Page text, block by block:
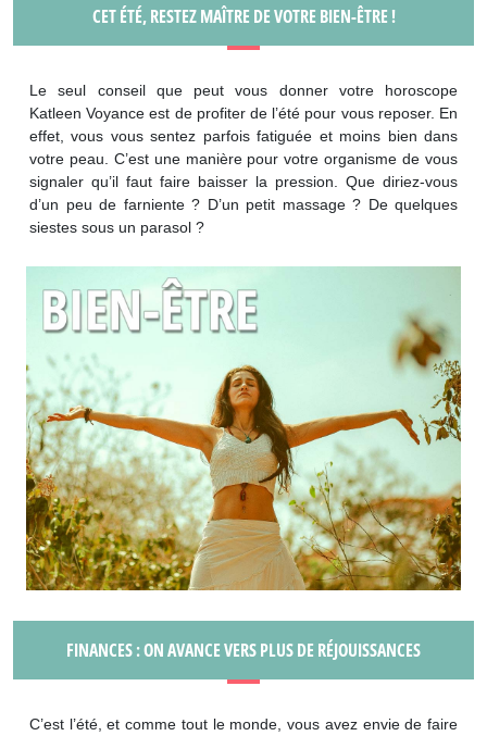
CET ÉTÉ, RESTEZ MAÎTRE DE VOTRE BIEN-ÊTRE !
Le seul conseil que peut vous donner votre horoscope
Katleen Voyance est de profiter de l’été pour vous reposer. En
effet, vous vous sentez parfois fatiguée et moins bien dans
votre peau. C’est une manière pour votre organisme de vous
signaler qu’il faut faire baisser la pression. Que diriez-vous
d’un peu de farniente ? D’un petit massage ? De quelques
siestes sous un parasol ?
FINANCES : ON AVANCE VERS PLUS DE RÉJOUISSANCES
C’est l’été, et comme tout le monde, vous avez envie de faire